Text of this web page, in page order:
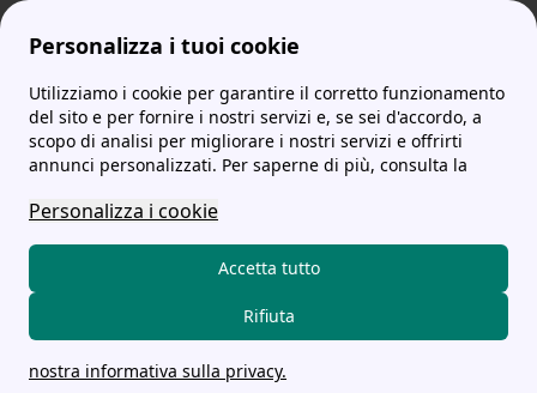
Personalizza i tuoi cookie
Utilizziamo i cookie per garantire il corretto funzionamento
del sito e per fornire i nostri servizi e, se sei d'accordo, a
scopo di analisi per migliorare i nostri servizi e offrirti
annunci personalizzati. Per saperne di più, consulta la
Personalizza i cookie
Accetta tutto
Rifiuta
nostra informativa sulla privacy.
tariffe-energia.it Edison: quale offerta scegliere, i contatti e le opinioni dei clienti 800 031 141: Il Numero Verde di Edison Energia e altre info sull'Assistenza Clienti
800 031 141: Il Numero
Verde di Edison Energia e
altre info sull'Assistenza
Clienti